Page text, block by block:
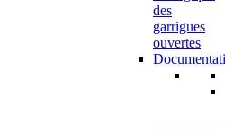
des
garrigues
ouvertes